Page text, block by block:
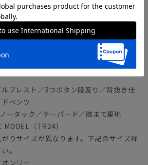
ンツ パンツ2本 オールシーズン
ブレスト／3つボタン段返り／背抜き仕
ベンツ
ータック／テーパード／膝まで裏地
MODEL（TR24）
りサイズが異なります。下記のサイズ詳
。
オンリー